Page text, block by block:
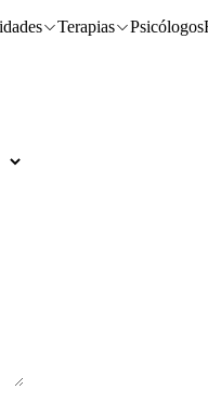
Terapias Psicólogos